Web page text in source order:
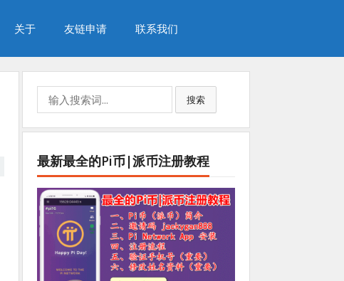
关于 友链申请 联系我们
Search
for:
搜索
最新最全的Pi币|派币注册教程